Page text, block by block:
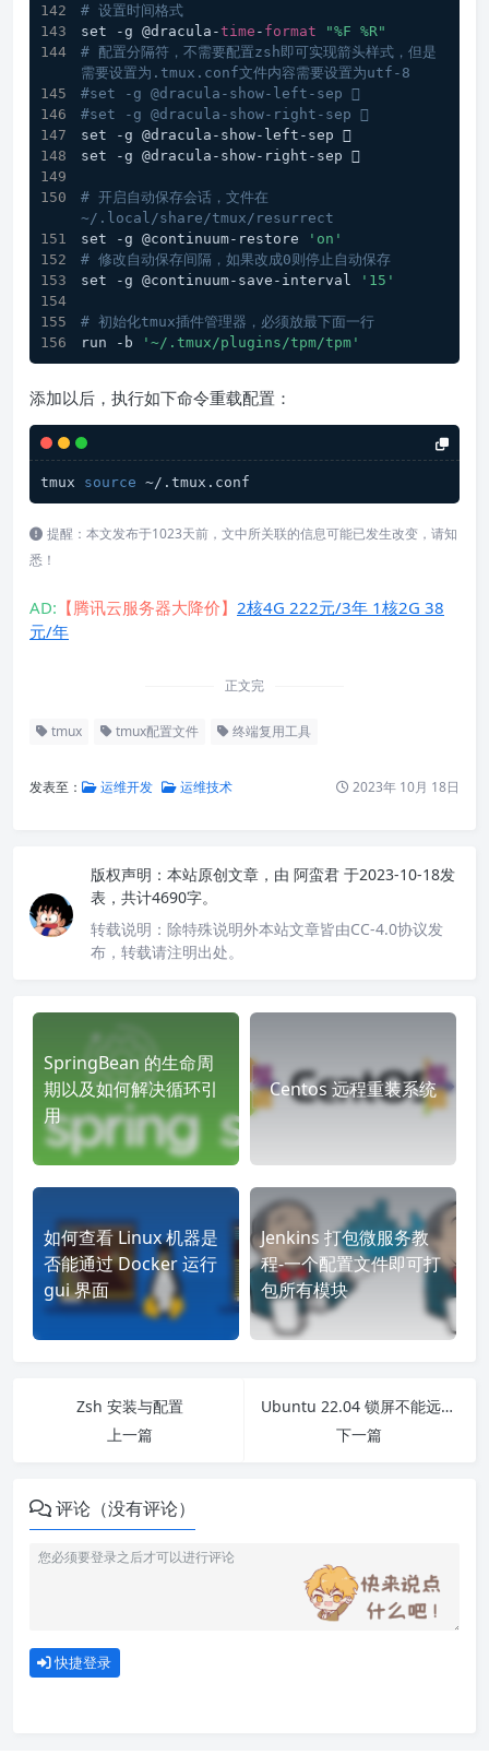
# 设置时间格式
set -g @dracula-time - format
"%F %R"
# 配置分隔符，不需要配置zsh即可实现箭头样式，但是
需要设置为.tmux.conf文件内容需要设置为utf-8
#set -g @dracula-show-left-sep 
#set -g @dracula-show-right-sep 
set -g @dracula-show-left-sep 
set -g @dracula-show-right-sep 
# 开启自动保存会话，文件在
~/.local/share/tmux/resurrect
set -g @continuum-restore
'on'
# 修改自动保存间隔，如果改成0则停止自动保存
set -g @continuum-save-interval
'15'
# 初始化tmux插件管理器，必须放最下面一行
run -b
'~/.tmux/plugins/tpm/tpm'
添加以后，执行如下命令重载配置：
tmux source ~/.tmux.conf
提醒：本文发布于1023天前，文中所关联的信息可能已发生改变，请知
悉！
AD: 【腾讯云服务器大降价】 2核4G 222元/3年 1核2G 38
元/年
正文完
tmux tmux配置文件 终端复用工具
发表至： 运维开发 运维技术 2023年 10月 18日
版权声明： 本站原创文章，由 阿蛮君 于2023-10-18发
表，共计4690字。
转载说明： 除特殊说明外本站文章皆由CC-4.0协议发
布，转载请注明出处。
SpringBean 的生命周
期以及如何解决循环引
用
Centos 远程重装系统
如何查看 Linux 机器是
否能通过 Docker 运行
gui 界面
Jenkins 打包微服务教
程-一个配置文件即可打
包所有模块
Zsh 安装与配置
上一篇
Ubuntu 22.04 锁屏不能远程连接的解决方案
下一篇
评论（没有评论）
快捷登录